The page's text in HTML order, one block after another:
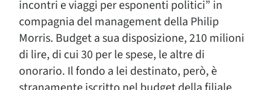
incontri e viaggi per esponenti politici” in
compagnia del management della Philip
Morris. Budget a sua disposizione, 210 milioni
di lire, di cui 30 per le spese, le altre di
onorario. Il fondo a lei destinato, però, è